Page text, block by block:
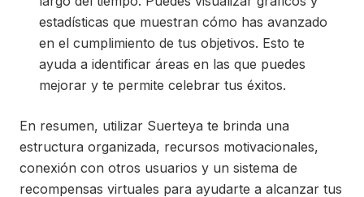
estadísticas que muestran cómo has avanzado
en el cumplimiento de tus objetivos. Esto te
ayuda a identificar áreas en las que puedes
mejorar y te permite celebrar tus éxitos.
En resumen, utilizar Suerteya te brinda una
estructura organizada, recursos motivacionales,
conexión con otros usuarios y un sistema de
recompensas virtuales para ayudarte a alcanzar tus